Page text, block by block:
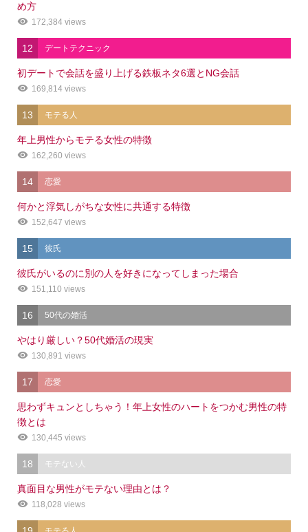
め方
172,384 views
12 デートテクニック
初デートで会話を盛り上げる鉄板ネタ6選とNG会話
169,814 views
13 モテる人
年上男性からモテる女性の特徴
162,260 views
14 恋愛
何かと浮気しがちな女性に共通する特徴
152,647 views
15 彼氏
彼氏がいるのに別の人を好きになってしまった場合
151,110 views
16 50代の婚活
やはり厳しい？50代婚活の現実
130,891 views
17 恋愛
思わずキュンとしちゃう！年上女性のハートをつかむ男性の特
徴とは
130,445 views
18 モテない人
真面目な男性がモテない理由とは？
118,028 views